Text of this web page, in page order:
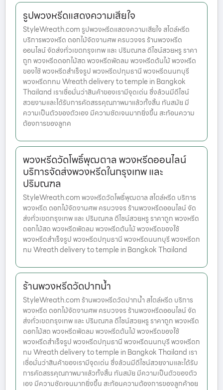
รูปพวงหรีดแสดงความเสียใจ
StyleWreath.com รูปพวงหรีดแสดงความเสียใจ สไตล์หรีด
บริการพวงหรีด ดอกไม้จัดงานศพ ครบวงจร ร้านพวงหรีด
ออนไลน์ จัดส่งทั่วเขตกรุงเทพ และ ปริมณฑล ดีไซน์สวยหรู ราคา
ถูก พวงหรีดดอกไม้สด พวงหรีดพัดลม พวงหรีดต้นไม้ พวงหรีด
ของใช้ พวงหรีดสำเร็จรูป พวงหรีดปทุมธานี พวงหรีดนนทบุรี
พวงหรีดกทม Wreath delivery to temple in Bangkok
Thailand เราเชื่อมั่นว่าสินค้าของเรามีจุดเด่น ซึ่งล้วนมีดีไซน์
สวยงามและได้รับการคัดสรรคุณภาพมาแล้วทั้งสิ้น ทันสมัย มี
ความเป็นตัวของตัวเอง มีความชัดเจนมากยิ่งขึ้น สะท้อนความ
ต้องการของลูกค
พวงหรีดวัดโพธิ์พุฒตาล พวงหรีดออนไลน์
บริการจัดส่งพวงหรีดในกรุงเทพ และ
ปริมณฑล
StyleWreath.com พวงหรีดวัดโพธิ์พุฒตาล สไตล์หรีด บริการ
พวงหรีด ดอกไม้จัดงานศพ ครบวงจร ร้านพวงหรีดออนไลน์ จัด
ส่งทั่วเขตกรุงเทพ และ ปริมณฑล ดีไซน์สวยหรู ราคาถูก พวงหรีด
ดอกไม้สด พวงหรีดพัดลม พวงหรีดต้นไม้ พวงหรีดของใช้
พวงหรีดสำเร็จรูป พวงหรีดปทุมธานี พวงหรีดนนทบุรี พวงหรีดก
ทม Wreath delivery to temple in Bangkok Thailand
ร้านพวงหรีดวัดปากน้ำ
StyleWreath.com ร้านพวงหรีดวัดปากน้ำ สไตล์หรีด บริการ
พวงหรีด ดอกไม้จัดงานศพ ครบวงจร ร้านพวงหรีดออนไลน์ จัด
ส่งทั่วเขตกรุงเทพ และ ปริมณฑล ดีไซน์สวยหรู ราคาถูก พวงหรีด
ดอกไม้สด พวงหรีดพัดลม พวงหรีดต้นไม้ พวงหรีดของใช้
พวงหรีดสำเร็จรูป พวงหรีดปทุมธานี พวงหรีดนนทบุรี พวงหรีดก
ทม Wreath delivery to temple in Bangkok Thailand เรา
เชื่อมั่นว่าสินค้าของเรามีจุดเด่น ซึ่งล้วนมีดีไซน์สวยงามและได้รับ
การคัดสรรคุณภาพมาแล้วทั้งสิ้น ทันสมัย มีความเป็นตัวของตัว
เอง มีความชัดเจนมากยิ่งขึ้น สะท้อนความต้องการของลูกค้าอย